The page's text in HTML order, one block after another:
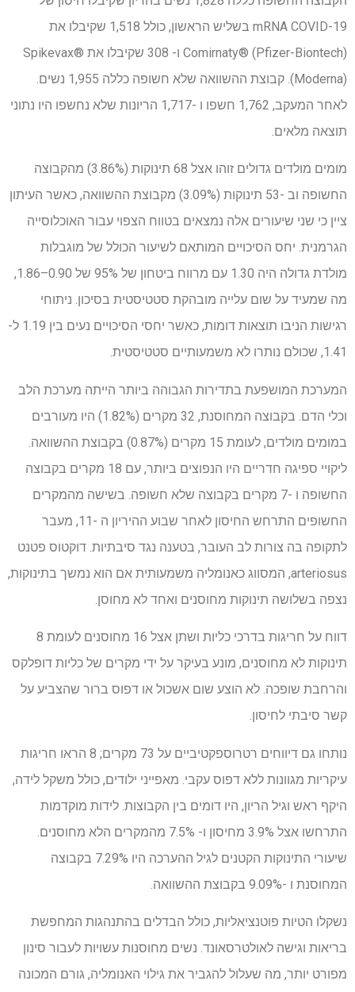
mRNA COVID-19 בשליש הראשון, כולל 1,518 שקיבלו את
Comirnaty® (Pfizer-Biontech) ו- 308 שקיבלו את Spikevax®
(Moderna). קבוצת ההשוואה שלא חשופה כללה 1,955 נשים.
לאחר המעקב, 1,762 חשפו ו -1,717 הריונות שלא נחשפו היו נתוני
תוצאה מלאים.
מומים מולדים גדולים זוהו אצל 68 תינוקות (3.86%) מהקבוצה
החשופה וב -53 תינוקות (3.09%) מקבוצת ההשוואה, כאשר העיתון
ציין כי שני שיעורים אלה נמצאים בטווח הצפוי עבור האוכלוסייה
הגרמנית. יחס הסיכויים המותאם לשיעור הכולל של מוגבלות
מולדת גדולה היה 1.30 עם מרווח ביטחון של 95% של 0.90–1.86,
מה שמעיד על שום עלייה מובהקת סטטיסטית בסיכון. ניתוחי
רגישות הניבו תוצאות דומות, כאשר יחסי הסיכויים נעים בין 1.19 ל-
1.41, שכולם נותרו לא משמעותיים סטטיסטית.
המערכת המושפעת בתדירות הגבוהה ביותר הייתה מערכת הלב
וכלי הדם. בקבוצה המחוסנת, 32 מקרים (1.82%) היו מעורבים
במומים מולדים, לעומת 15 מקרים (0.87%) בקבוצת ההשוואה.
ליקויי ספיגה חדריים היו הנפוצים ביותר, עם 18 מקרים בקבוצה
החשופה ו -7 מקרים בקבוצה שלא חשופה. בשישה מהמקרים
החשופים התרחש החיסון לאחר שבוע ההיריון ה -11, מעבר
לתקופה בה צורות לב העובר, בטענה נגד סיבתיות. דוקטוס פטנט
arteriosus, המסווג כאנומליה משמעותית אם הוא נמשך בתינוקות,
נצפה בשלושה תינוקות מחוסנים ואחד לא מחוסן.
דווח על חריגות בדרכי כליות ושתן אצל 16 מחוסנים לעומת 8
תינוקות לא מחוסנים, מונע בעיקר על ידי מקרים של כליות דופלקס
והרחבת שופכה. לא הוצע שום אשכול או דפוס ברור שהצביע על
קשר סיבתי לחיסון.
נותחו גם דיווחים רטרוספקטיביים על 73 מקרים; 8 הראו חריגות
עיקריות מגוונות ללא דפוס עקבי. מאפייני ילודים, כולל משקל לידה,
היקף ראש וגיל הריון, היו דומים בין הקבוצות. לידות מוקדמות
התרחשו אצל 3.9% מחיסון ו- 7.5% מהמקרים הלא מחוסנים.
שיעורי התינוקות הקטנים לגיל ההערכה היו 7.29% בקבוצה
המחוסנת ו -9.09% בקבוצת ההשוואה.
נשקלו הטיות פוטנציאליות, כולל הבדלים בהתנהגות המחפשת
בריאות וגישה לאולטרסאונד. נשים מחוסנות עשויות לעבור סינון
מפורט יותר, מה שעלול להגביר את גילוי האנומליה, גורם המכונה